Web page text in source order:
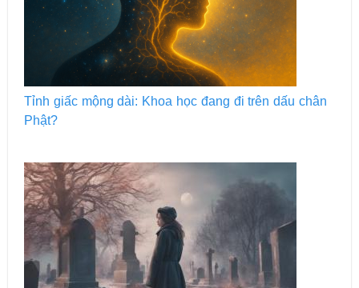
Tỉnh giấc mộng dài: Khoa học đang đi trên dấu chân
Phật?